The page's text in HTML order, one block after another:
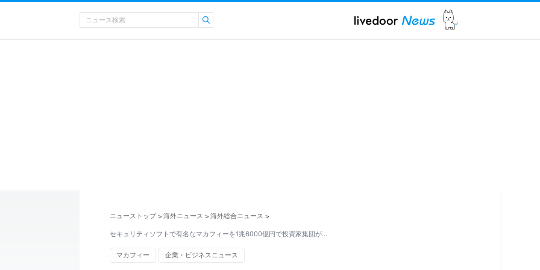
ニューストップ > 海外ニュース > 海外総合ニュース >
セキュリティソフトで有名なマカフィーを1兆6000億円で投資家集団が…
マカフィー 企業・ビジネスニュース